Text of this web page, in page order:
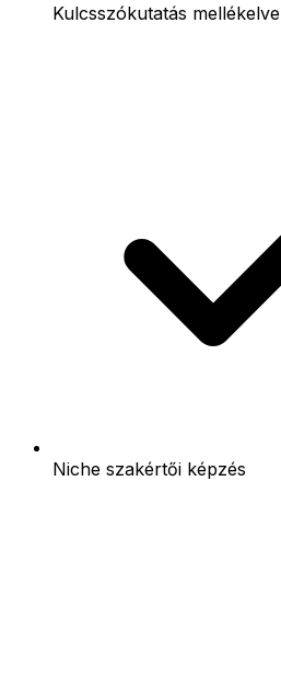
Kulcsszókutatás mellékelve
Niche szakértői képzés